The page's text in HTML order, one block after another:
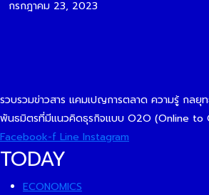
กรกฎาคม 23, 2023
รวบรวมข่าวสาร แคมเปญการตลาด ความรู้ กลยุ
พันธมิตรที่มีแนวคิดธุรกิจแบบ O2O (Online to
Facebook-f Line Instagram
TODAY
ECONOMICS